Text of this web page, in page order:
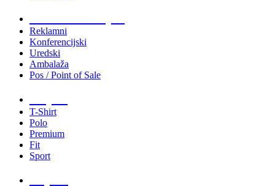
Reklamni
Konferencijski
Uredski
Ambalaža
Pos / Point of Sale
T-Shirt
Polo
Premium
Fit
Sport